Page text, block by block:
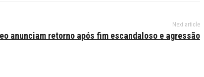
Next article
anunciam retorno após fim escandaloso e agressão